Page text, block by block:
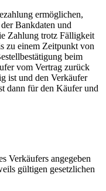
ermöglichen,
Bankdaten und
Zahlung trotz Fälligkeit
zu einem Zeitpunkt von
beim
vom Vertrag zurück
ist und den Verkäufer
dann für den Käufer und
angegeben
gültigen gesetzlichen